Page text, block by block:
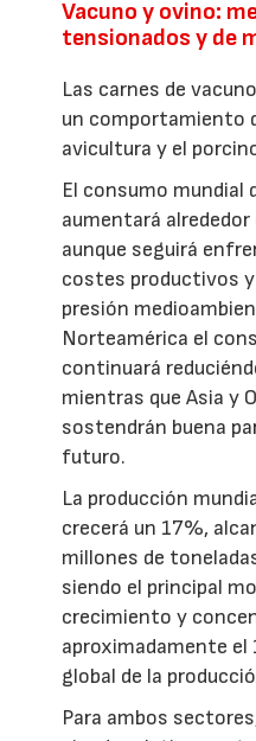
Vacuno y ovino:
tensionados y de
Las carnes de
un comportamiento
avicultura y el
El consumo mundial
aumentará
aunque seguirá
costes productivos
presión
Norteamérica el
continuará
mientras que Asia y
sostendrán buena
futuro.
La producción
crecerá un 17%,
millones de
siendo el principal
crecimiento y
aproximadamente el
global de la
Para ambos